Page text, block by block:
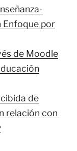
Enfoque por
de Moodle
de
relación con